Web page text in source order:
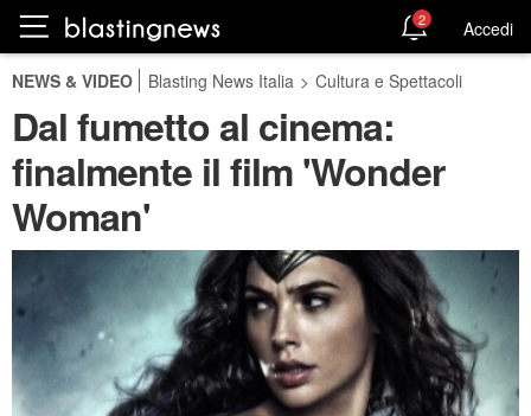
2 Accedi
NEWS & VIDEO Blasting News Italia > Cultura e Spettacoli
Dal fumetto al cinema:
finalmente il film 'Wonder
Woman'